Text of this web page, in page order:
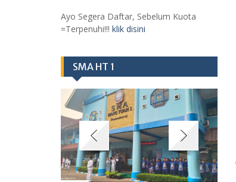
Ayo Segera Daftar, Sebelum Kuota
=Terpenuhi!!! klik disini
SMA HT 1